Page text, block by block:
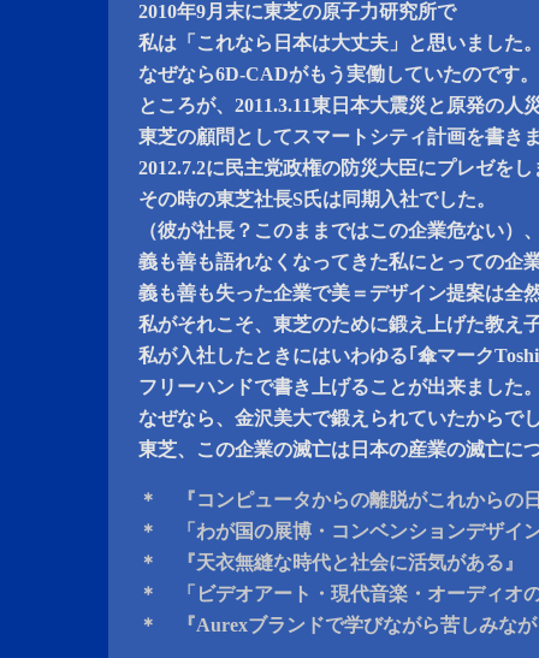
2010年9月末に東芝の原子力研究所で
私は「これなら日本は大丈夫」と思いました
なぜなら6D-CADがもう実働していたのです
ところが、2011.3.11東日本大震災と原発の人
東芝の顧問としてスマートシティ計画を書き
2012.7.2に民主党政権の防災大臣にプレゼを
その時の東芝社長S氏は同期入社でした。
（彼が社長？このままではこの企業危ない）
義も善も語れなくなってきた私にとっての企
義も善も失った企業で美＝デザイン提案は全
私がそれこそ、東芝のために鍛え上げた教え
私が入社したときにはいわゆる｢傘マーク
フリーハンドで書き上げることが出来ました
なぜなら、金沢美大で鍛えられていたからで
東芝、この企業の滅亡は日本の産業の滅亡に
＊ 『コンピュータからの離脱がこれからの
＊ 「わが国の展博・コンベンションデザイ
＊ 『天衣無縫な時代と社会に活気がある』
＊ 「ビデオアート・現代音楽・オーディオ
＊ 『Aurexブランドで学びながら苦しみな